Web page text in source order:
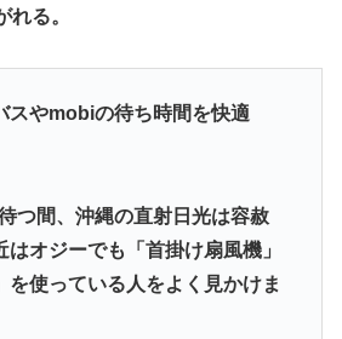
る。
スやmobiの待ち時間を快適
つ間、沖縄の直射日光は容赦
オジーでも「首掛け扇風機」
を使っている人をよく見かけま